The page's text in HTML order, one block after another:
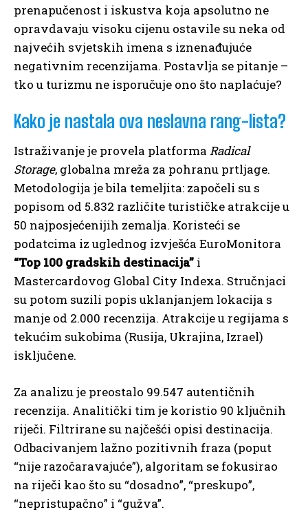
prenapučenost i iskustva koja apsolutno ne
opravdavaju visoku cijenu ostavile su neka od
najvećih svjetskih imena s iznenađujuće
negativnim recenzijama. Postavlja se pitanje –
tko u turizmu ne isporučuje ono što naplaćuje?
Kako je nastala ova neslavna rang-lista?
Istraživanje je provela platforma Radical
Storage, globalna mreža za pohranu prtljage.
Metodologija je bila temeljita: započeli su s
popisom od 5.832 različite turističke atrakcije u
50 najposjećenijih zemalja. Koristeći se
podatcima iz uglednog izvješća EuroMonitora
“Top 100 gradskih destinacija” i
Mastercardovog Global City Indexa. Stručnjaci
su potom suzili popis uklanjanjem lokacija s
manje od 2.000 recenzija. Atrakcije u regijama s
tekućim sukobima (Rusija, Ukrajina, Izrael)
isključene.
Za analizu je preostalo 99.547 autentičnih
recenzija. Analitički tim je koristio 90 ključnih
riječi. Filtrirane su najčešći opisi destinacija.
Odbacivanjem lažno pozitivnih fraza (poput
“nije razočaravajuće”), algoritam se fokusirao
na riječi kao što su “dosadno”, “preskupo”,
“nepristupačno” i “gužva”.